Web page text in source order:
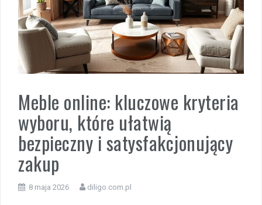
Meble online: kluczowe kryteria
wyboru, które ułatwią
bezpieczny i satysfakcjonujący
zakup
8 maja 2026 diligo.com.pl